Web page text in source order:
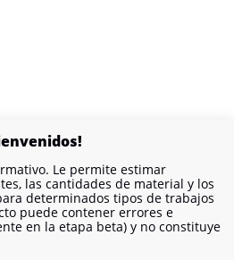
Le permite estimar
las cantidades de material y los
determinados tipos de trabajos
puede contener errores e
en la etapa beta) y no constituye